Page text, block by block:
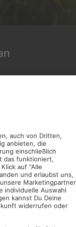
Anleitungen!